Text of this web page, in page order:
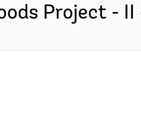
Project - II